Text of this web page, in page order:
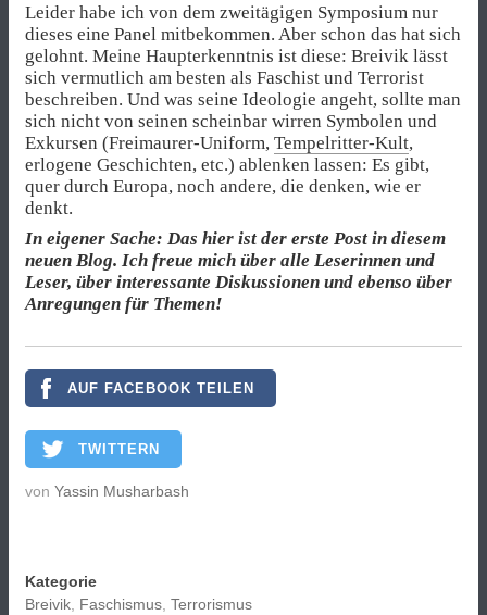
Leider habe ich von dem zweitägigen Symposium nur
dieses eine Panel mitbekommen. Aber schon das hat sich
gelohnt. Meine Haupterkenntnis ist diese: Breivik lässt
sich vermutlich am besten als Faschist und Terrorist
beschreiben. Und was seine Ideologie angeht, sollte man
sich nicht von seinen scheinbar wirren Symbolen und
Exkursen (Freimaurer-Uniform, Tempelritter-Kult,
erlogene Geschichten, etc.) ablenken lassen: Es gibt,
quer durch Europa, noch andere, die denken, wie er
denkt.
In eigener Sache: Das hier ist der erste Post in diesem
neuen Blog. Ich freue mich über alle Leserinnen und
Leser, über interessante Diskussionen und ebenso über
Anregungen für Themen!
AUF FACEBOOK TEILEN
TWITTERN
von Yassin Musharbash
Kategorie
Breivik, Faschismus, Terrorismus